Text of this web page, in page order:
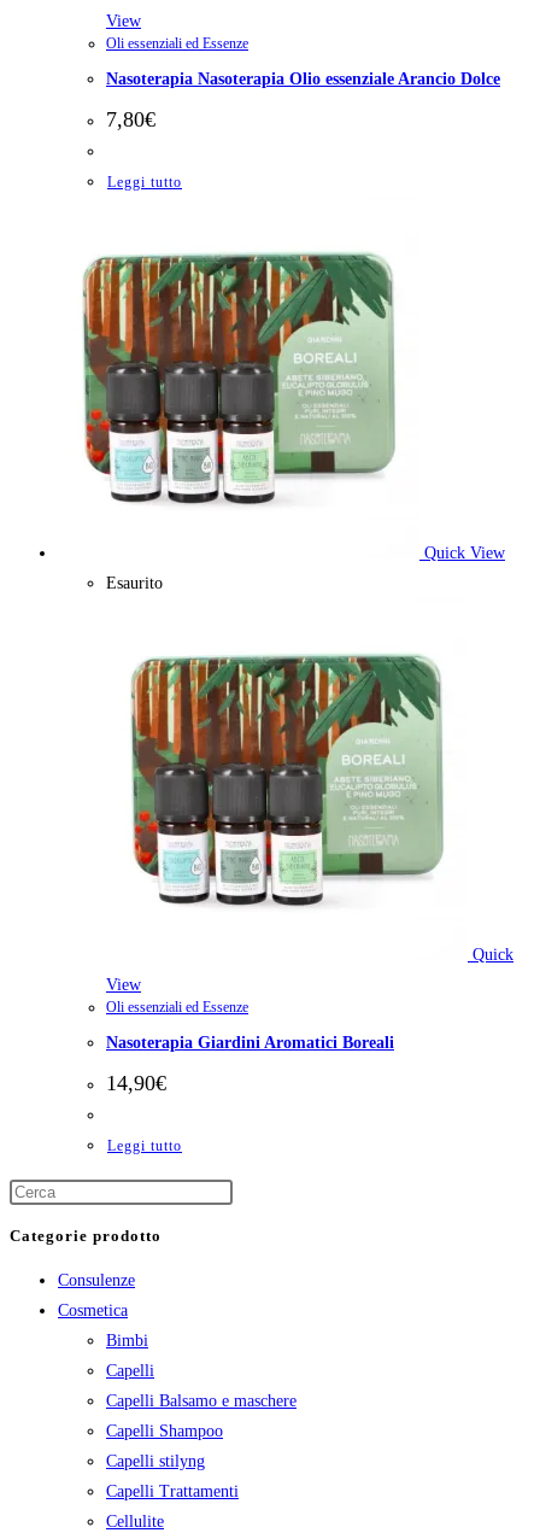
View
Oli essenziali ed Essenze
Nasoterapia Nasoterapia Olio essenziale Arancio Dolce
7,80€
Leggi tutto
Quick View
Esaurito
Quick
View
Oli essenziali ed Essenze
Nasoterapia Giardini Aromatici Boreali
14,90€
Leggi tutto
Categorie prodotto
Consulenze
Cosmetica
Bimbi
Capelli
Capelli Balsamo e maschere
Capelli Shampoo
Capelli stilyng
Capelli Trattamenti
Cellulite